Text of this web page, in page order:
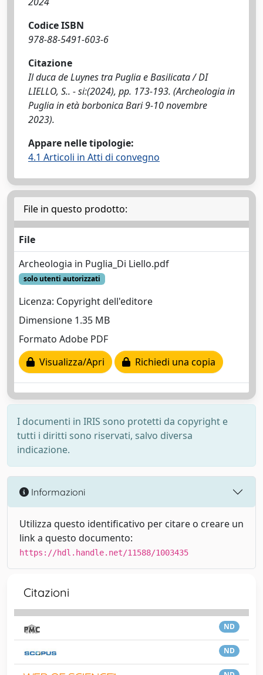
Codice ISBN
978-88-5491-603-6
Citazione
Il duca de Luynes tra Puglia e Basilicata / DI
LIELLO, S.. - si:(2024), pp. 173-193. (Archeologia in
Puglia in età borbonica Bari 9-10 novembre
2023).
Appare nelle tipologie:
4.1 Articoli in Atti di convegno
File in questo prodotto:
File
Archeologia in Puglia_Di Liello.pdf
solo utenti autorizzati
Licenza: Copyright dell'editore
Dimensione 1.35 MB
Formato Adobe PDF
Visualizza/Apri
Richiedi una copia
I documenti in IRIS sono protetti da copyright e
tutti i diritti sono riservati, salvo diversa
indicazione.
Informazioni
Utilizza questo identificativo per citare o creare un
link a questo documento:
https://hdl.handle.net/11588/1003435
Citazioni
ND
ND